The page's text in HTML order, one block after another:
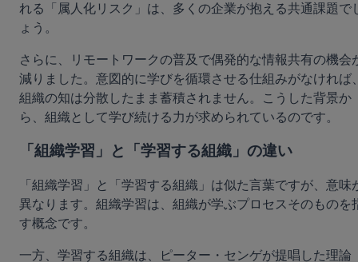
れる「属人化リスク」は、多くの企業が抱える共通課題で
ょう。
さらに、リモートワークの普及で偶発的な情報共有の機会
減りました。意図的に学びを循環させる仕組みがなければ
組織の知は分散したまま蓄積されません。こうした背景か
ら、組織として学び続ける力が求められているのです。
「組織学習」と「学習する組織」の違い
「組織学習」と「学習する組織」は似た言葉ですが、意味
異なります。組織学習は、組織が学ぶプロセスそのものを
す概念です。
一方、学習する組織は、ピーター・センゲが提唱した理論